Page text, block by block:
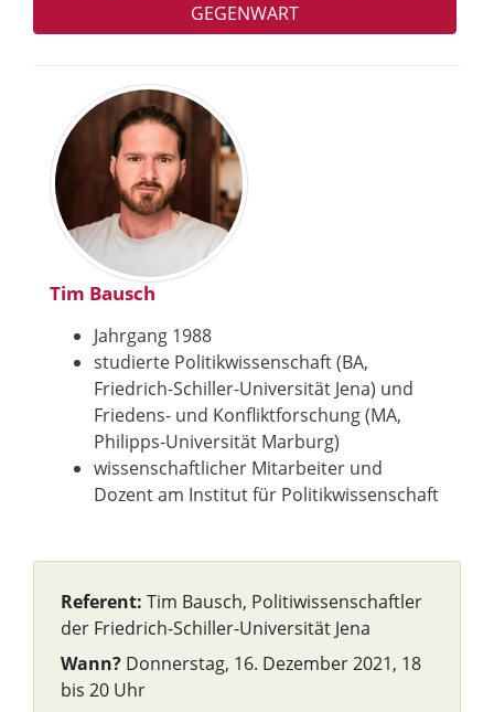
GEGENWART
Tim Bausch
Jahrgang 1988
studierte Politikwissenschaft (BA,
Friedrich-Schiller-Universität Jena) und
Friedens- und Konfliktforschung (MA,
Philipps-Universität Marburg)
wissenschaftlicher Mitarbeiter und
Dozent am Institut für Politikwissenschaft
Referent: Tim Bausch, Politiwissenschaftler
der Friedrich-Schiller-Universität Jena
Wann? Donnerstag, 16. Dezember 2021, 18
bis 20 Uhr